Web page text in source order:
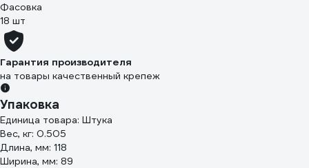
Фасовка
18 шт
Гарантия производителя
на товары качественный крепеж
Упаковка
Единица товара: Штука
Вес, кг: 0.505
Длина, мм: 118
Ширина, мм: 89